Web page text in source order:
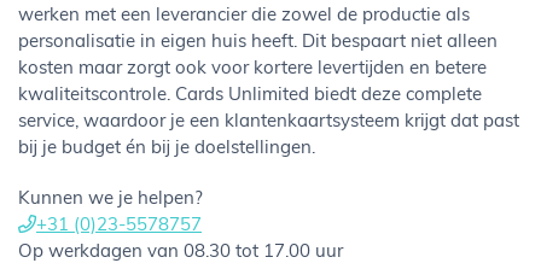
werken met een leverancier die zowel de productie als
personalisatie in eigen huis heeft. Dit bespaart niet alleen
kosten maar zorgt ook voor kortere levertijden en betere
kwaliteitscontrole. Cards Unlimited biedt deze complete
service, waardoor je een klantenkaartsysteem krijgt dat past
bij je budget én bij je doelstellingen.
Kunnen we je helpen?
+31 (0)23-5578757
Op werkdagen van 08.30 tot 17.00 uur